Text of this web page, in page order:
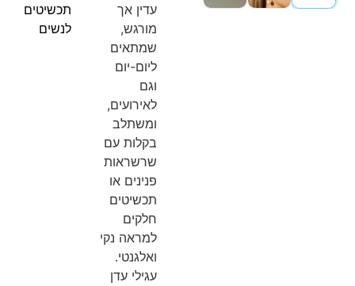
עדין אך
מורגש,
שמתאים
ליום-יום
לאירועים,
ומשתלב
בקלות עם
שרשראות
פנינים או
תכשיטים
חלקים
למראה נקי
ואלגנטי.
עגילי עדן
תכשיטים
לנשים